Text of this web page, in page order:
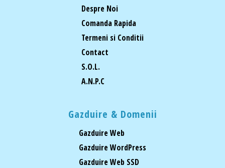
Despre Noi
Comanda Rapida
Termeni si Conditii
Contact
S.O.L.
A.N.P.C
Gazduire & Domenii
Gazduire Web
Gazduire WordPress
Gazduire Web SSD